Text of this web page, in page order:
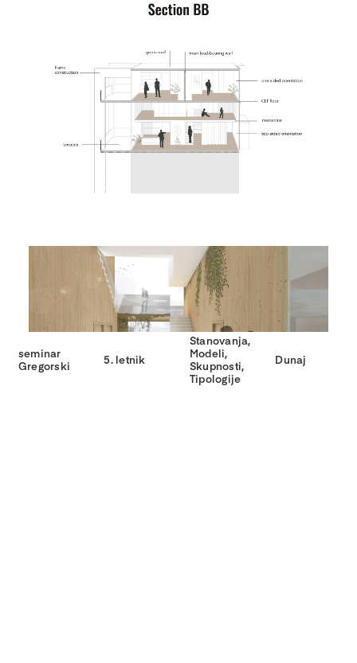
seminar
Gregorski
5. letnik
Stanovanja,
Modeli,
Skupnosti,
Tipologije
Dunaj